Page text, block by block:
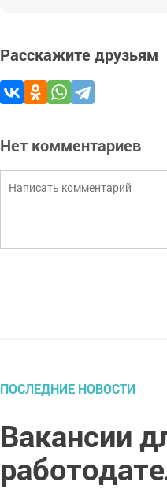
Расскажите друзьям
Нет комментариев
ПОСЛЕДНИЕ НОВОСТИ
Вакансии